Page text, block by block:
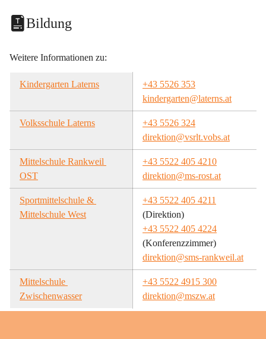
Bildung
Weitere Informationen zu:
Kindergarten Laterns
+43 5526 353
kindergarten@laterns.at
Volksschule Laterns
+43 5526 324
direktion@vsrlt.vobs.at
Mittelschule Rankweil
OST
+43 5522 405 4210
direktion@ms-rost.at
Sportmittelschule &
Mittelschule West
+43 5522 405 4211
(Direktion)
+43 5522 405 4224
(Konferenzzimmer)
direktion@sms-rankweil.at
Mittelschule
Zwischenwasser
+43 5522 4915 300
direktion@mszw.at